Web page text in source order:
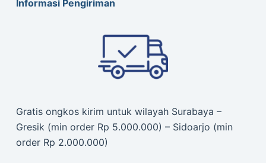
Informasi Pengiriman
Gratis ongkos kirim untuk wilayah Surabaya –
Gresik (min order Rp 5.000.000) – Sidoarjo (min
order Rp 2.000.000)